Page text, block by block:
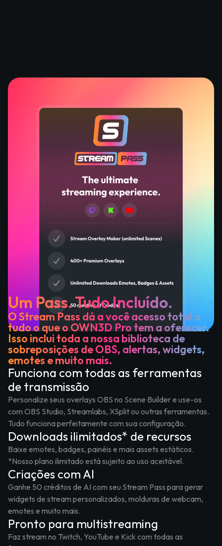
Um Pass. Tudo Incluído.
O Stream Pass dá a você acesso total a
tudo o que o OWN3D Pro tem a oferecer.
Isso inclui toda a nossa biblioteca de
sobreposições de OBS, alertas, widgets,
emotes e muito mais.
Funciona com todas as ferramentas
de transmissão
Personalize seus overlays OBS no Scene Builder e use-os
com OBS Studio, Streamlabs, XSplit ou outras ferramentas.
Tudo funciona perfeitamente com sua configuração.
Downloads ilimitados* de recursos
Baixe emotes, badges, painéis e mais assets estáticos.
*Nosso plano ilimitado está sujeito ao uso aceitável.
Criações com AI
Ganhe 50 créditos de AI com seu Stream Pass para gerar
widgets de stream personalizados, molduras de webcam,
emotes e muito mais.
Pronto para multistreaming
Faz stream no Twitch, YouTube e Kick com todas as